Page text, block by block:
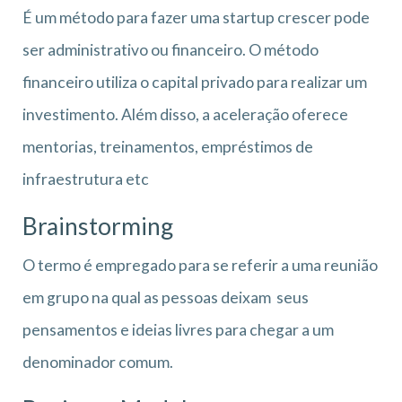
É um método para fazer uma startup crescer pode
ser administrativo ou financeiro. O método
financeiro utiliza o capital privado para realizar um
investimento. Além disso, a aceleração oferece
mentorias, treinamentos, empréstimos de
infraestrutura etc
Brainstorming
O termo é empregado para se referir a uma reunião
em grupo na qual as pessoas deixam seus
pensamentos e ideias livres para chegar a um
denominador comum.